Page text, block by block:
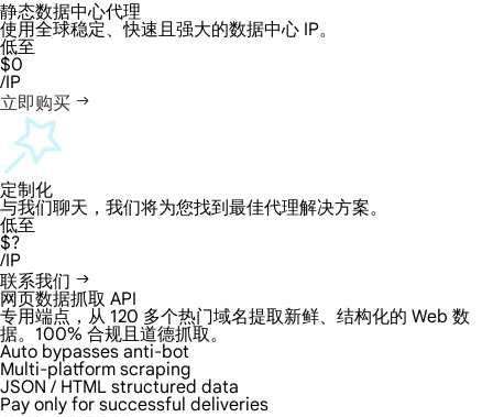
静态数据中心代理
使用全球稳定、快速且强大的数据中心 IP。
低至
$0
/IP
立即购买
定制化
与我们聊天，我们将为您找到最佳代理解决方案。
低至
$?
/IP
联系我们
网页数据抓取 API
专用端点，从 120 多个热门域名提取新鲜、结构化的 Web 数
据。100% 合规且道德抓取。
Auto bypasses anti-bot
Multi-platform scraping
JSON / HTML structured data
Pay only for successful deliveries